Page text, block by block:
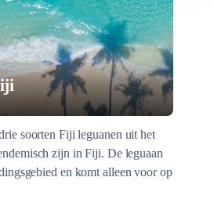
soorten Fiji leguanen uit het
zijn in Fiji. De leguaan
en komt alleen voor op